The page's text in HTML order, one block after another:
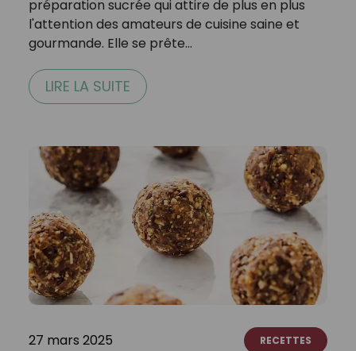
préparation sucrée qui attire de plus en plus
l'attention des amateurs de cuisine saine et
gourmande. Elle se prête…
LIRE LA SUITE
27 mars 2025 RECETTES